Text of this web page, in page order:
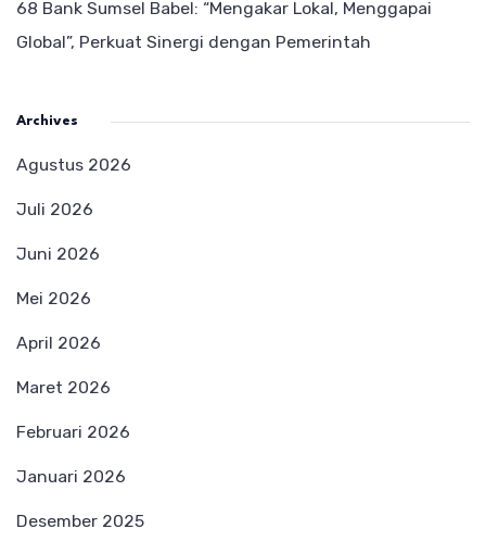
68 Bank Sumsel Babel: “Mengakar Lokal, Menggapai
Global”, Perkuat Sinergi dengan Pemerintah
Archives
Agustus 2026
Juli 2026
Juni 2026
Mei 2026
April 2026
Maret 2026
Februari 2026
Januari 2026
Desember 2025